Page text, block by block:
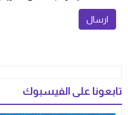
تابعونا على الفيسبوك